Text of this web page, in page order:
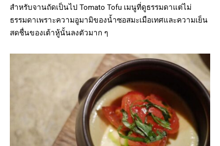
สำหรับจานถัดเป็นไป Tomato Tofu เมนูที่ดูธรรมดาแต่ไม่
ธรรมดาเพราะความอูมามิของน้ำซอสมะเมือเทศและความเย็น
สดชื่นของเต้าหู้นั้นลงตัวมาก ๆ